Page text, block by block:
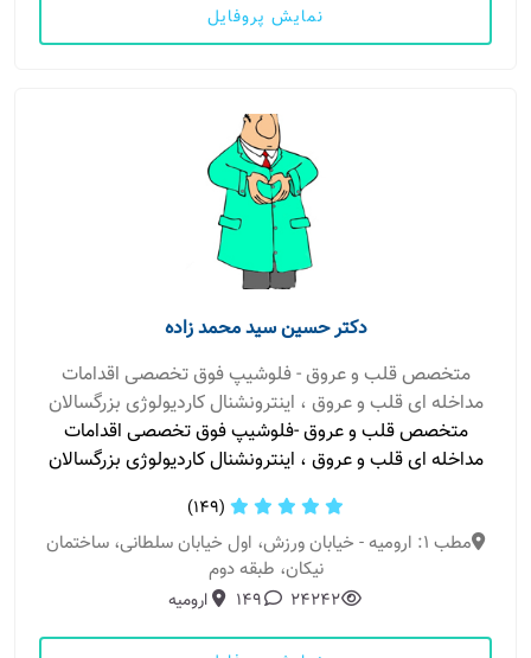
نمایش پروفایل
دکتر حسین سید محمد زاده
متخصص قلب و عروق - فلوشیپ فوق تخصصی اقدامات
مداخله ای قلب و عروق ، اینترونشنال کاردیولوژی بزرگسالان
متخصص قلب و عروق -فلوشیپ فوق تخصصی اقدامات
مداخله ای قلب و عروق ، اینترونشنال کاردیولوژی بزرگسالان
(149)
مطب 1: ارومیه - خیابان ورزش، اول خیابان سلطانى، ساختمان
نیكان، طبقه دوم
24242
149 ارومیه